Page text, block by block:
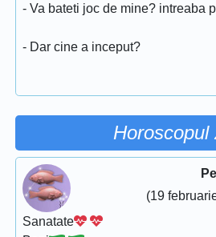
- Va bateti joc de mine? intreaba
- Dar cine a inceput?
Horoscopul
(19
Sanatate